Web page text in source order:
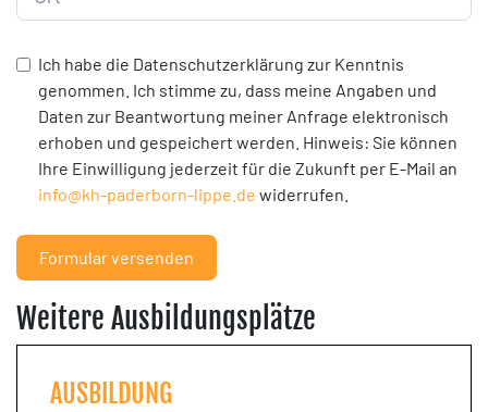
Ich habe die Datenschutzerklärung zur Kenntnis
genommen. Ich stimme zu, dass meine Angaben und
Daten zur Beantwortung meiner Anfrage elektronisch
erhoben und gespeichert werden. Hinweis: Sie können
Ihre Einwilligung jederzeit für die Zukunft per E-Mail an
info@kh-paderborn-lippe.de widerrufen.
Formular versenden
Weitere Ausbildungsplätze
AUSBILDUNG